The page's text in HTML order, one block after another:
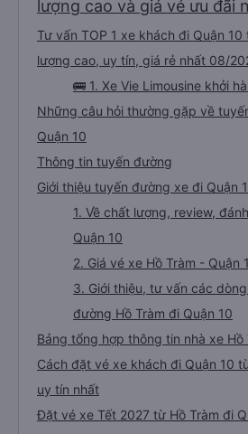
nhân viên tại văn phòng có thể nói được tiếng
toàn.
lượng cao và giá vé ưu đãi
Tư vấn TOP 1 xe khách đi Quận
lượng cao, uy tín, giá rẻ nhất 08/
🚌 1. Xe Vie Limousine khởi
Những câu hỏi thường gặp về
Quận 10
Thông tin tuyến đường
Giới thiệu tuyến đường xe đi Quận
1. Về chất lượng, review,
Quận 10
2. Giá vé xe Hồ Tràm - Quận
3. Giới thiệu, tư vấn các
đường Hồ Tràm đi Quận 10
Bảng tổng hợp thông tin nhà xe Hồ
Cách đặt vé xe khách đi Quận 10
uy tín nhất
Đặt vé xe Tết 2027 từ Hồ Tràm đi